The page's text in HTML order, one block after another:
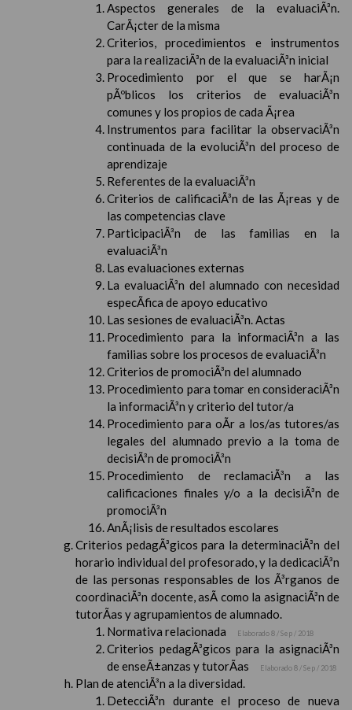
Aspectos generales de la evaluaciÃ³n.
CarÃ¡cter de la misma
Criterios, procedimientos e instrumentos
para la realizaciÃ³n de la evaluaciÃ³n inicial
Procedimiento por el que se harÃ¡n
pÃºblicos los criterios de evaluaciÃ³n
comunes y los propios de cada Ã¡rea
Instrumentos para facilitar la observaciÃ³n
continuada de la evoluciÃ³n del proceso de
aprendizaje
Referentes de la evaluaciÃ³n
Criterios de calificaciÃ³n de las Ã¡reas y de
las competencias clave
ParticipaciÃ³n de las familias en la
evaluaciÃ³n
Las evaluaciones externas
La evaluaciÃ³n del alumnado con necesidad
especÃ­fica de apoyo educativo
Las sesiones de evaluaciÃ³n. Actas
Procedimiento para la informaciÃ³n a las
familias sobre los procesos de evaluaciÃ³n
Criterios de promociÃ³n del alumnado
Procedimiento para tomar en consideraciÃ³n
la informaciÃ³n y criterio del tutor/a
Procedimiento para oÃ­r a los/as tutores/as
legales del alumnado previo a la toma de
decisiÃ³n de promociÃ³n
Procedimiento de reclamaciÃ³n a las
calificaciones finales y/o a la decisiÃ³n de
promociÃ³n
AnÃ¡lisis de resultados escolares
Criterios pedagÃ³gicos para la determinaciÃ³n del
horario individual del profesorado, y la dedicaciÃ³n
de las personas responsables de los Ã³rganos de
coordinaciÃ³n docente, asÃ­ como la asignaciÃ³n de
tutorÃ­as y agrupamientos de alumnado.
Normativa relacionada
Elaborado 8 / Sep / 2018
Criterios pedagÃ³gicos para la asignaciÃ³n
de enseÃ±anzas y tutorÃ­as
Elaborado 8 / Sep / 2018
Plan de atenciÃ³n a la diversidad.
DetecciÃ³n durante el proceso de nueva